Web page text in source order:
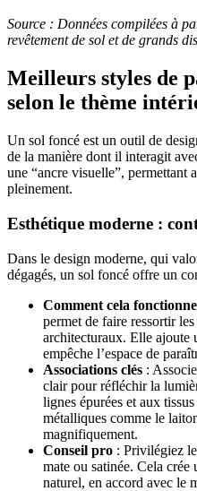
Source : Données compilées à
revêtement de sol et de grands
Meilleurs styles de
selon le thème
Un sol foncé est un outil de
de la manière dont il interagit
une “ancre visuelle”, permettant
pleinement.
Esthétique moderne :
Dans le design moderne, qui
dégagés, un sol foncé offre un
Comment cela fonctionne
permet de faire ressortir
architecturaux. Elle ajoute
empêche l’espace de
Associations clés :
clair pour réfléchir la
lignes épurées et aux
métalliques comme le
magnifiquement.
Conseil pro : Privilégiez
mate ou satinée. Cela
naturel, en accord avec le